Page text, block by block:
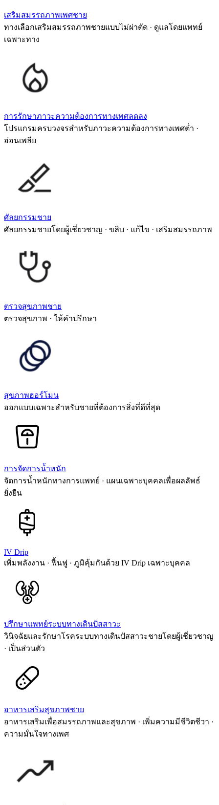
เสริมสมรรถภาพเพศชาย
ทางเลือกเสริมสมรรถภาพชายแบบไม่ผ่าตัด · ดูแลโดยแพทย์
เฉพาะทาง
การรักษาภาวะความต้องการทางเพศลดลง
โปรแกรมครบวงจรสำหรับภาวะความต้องการทางเพศต่ำ ·
อ่อนเพลีย
ศัลยกรรมชาย
ศัลยกรรมชายโดยผู้เชี่ยวชาญ · ขลิบ · แก้ไข · เสริมสมรรถภาพ
ตรวจสุขภาพชาย
ตรวจสุขภาพ · ให้คำปรึกษา
สุขภาพฮอร์โมน
ออกแบบเฉพาะสำหรับชายที่ต้องการสิ่งที่ดีที่สุด
การจัดการน้ำหนัก
จัดการน้ำหนักทางการแพทย์ · แผนเฉพาะบุคคลเพื่อผลลัพธ์
ยั่งยืน
IV Drip
เพิ่มพลังงาน · ฟื้นฟู · ภูมิคุ้มกันด้วย IV Drip เฉพาะบุคคล
ปรึกษาแพทย์ระบบทางเดินปัสสาวะ
วินิจฉัยและรักษาโรคระบบทางเดินปัสสาวะชายโดยผู้เชี่ยวชาญ
· เป็นส่วนตัว
อาหารเสริมสุขภาพชาย
อาหารเสริมเพื่อสมรรถภาพและสุขภาพ · เพิ่มความมีชีวิตชีวา ·
ความมั่นใจทางเพศ